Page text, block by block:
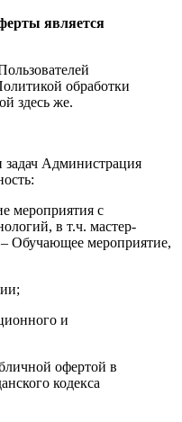
является
обработки
здесь же.
задач Администрация
мероприятия с
в т.ч. мастер-
Обучающее мероприятие,
и
офертой в
кодекса